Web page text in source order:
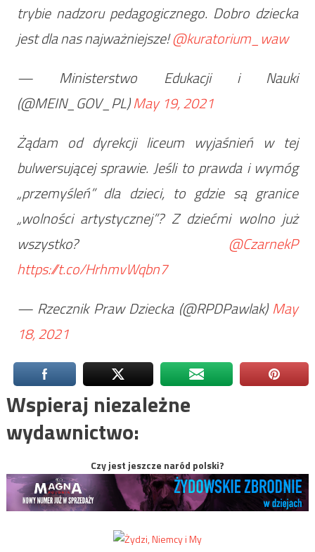
trybie nadzoru pedagogicznego. Dobro dziecka
jest dla nas najważniejsze!@kuratorium_waw
— Ministerstwo Edukacji i Nauki
(@MEIN_GOV_PL)May 19, 2021
Żądam od dyrekcji liceum wyjaśnień w tej
bulwersującej sprawie. Jeśli to prawda i wymóg
„przemyśleń” dla dzieci, to gdzie są granice
„wolności artystycznej”? Z dziećmi wolno już
wszystko? @CzarnekP
https://t.co/HrhmvWqbn7
— Rzecznik Praw Dziecka (@RPDPawlak)May
18, 2021
Wspieraj niezależne
wydawnictwo:
Czy jest jeszcze naród polski?